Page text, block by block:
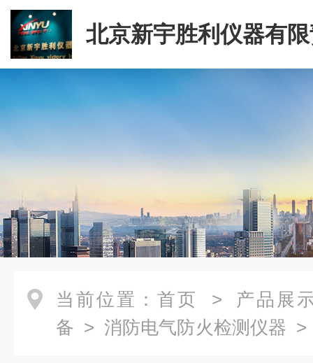
北京新宇胜利仪器有
司
当前位置： 首页 > 产品展
备 > 消防电气防火检测仪器 >